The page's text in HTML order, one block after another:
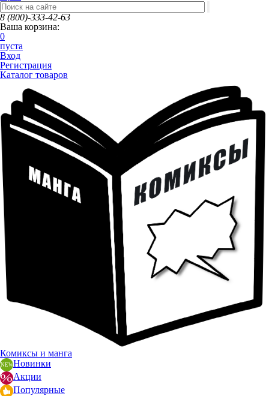
8 (800)-333-42-63
Ваша корзина:
0
пуста
Вход
Регистрация
Каталог товаров
Комиксы и манга
Новинки
Акции
Популярные